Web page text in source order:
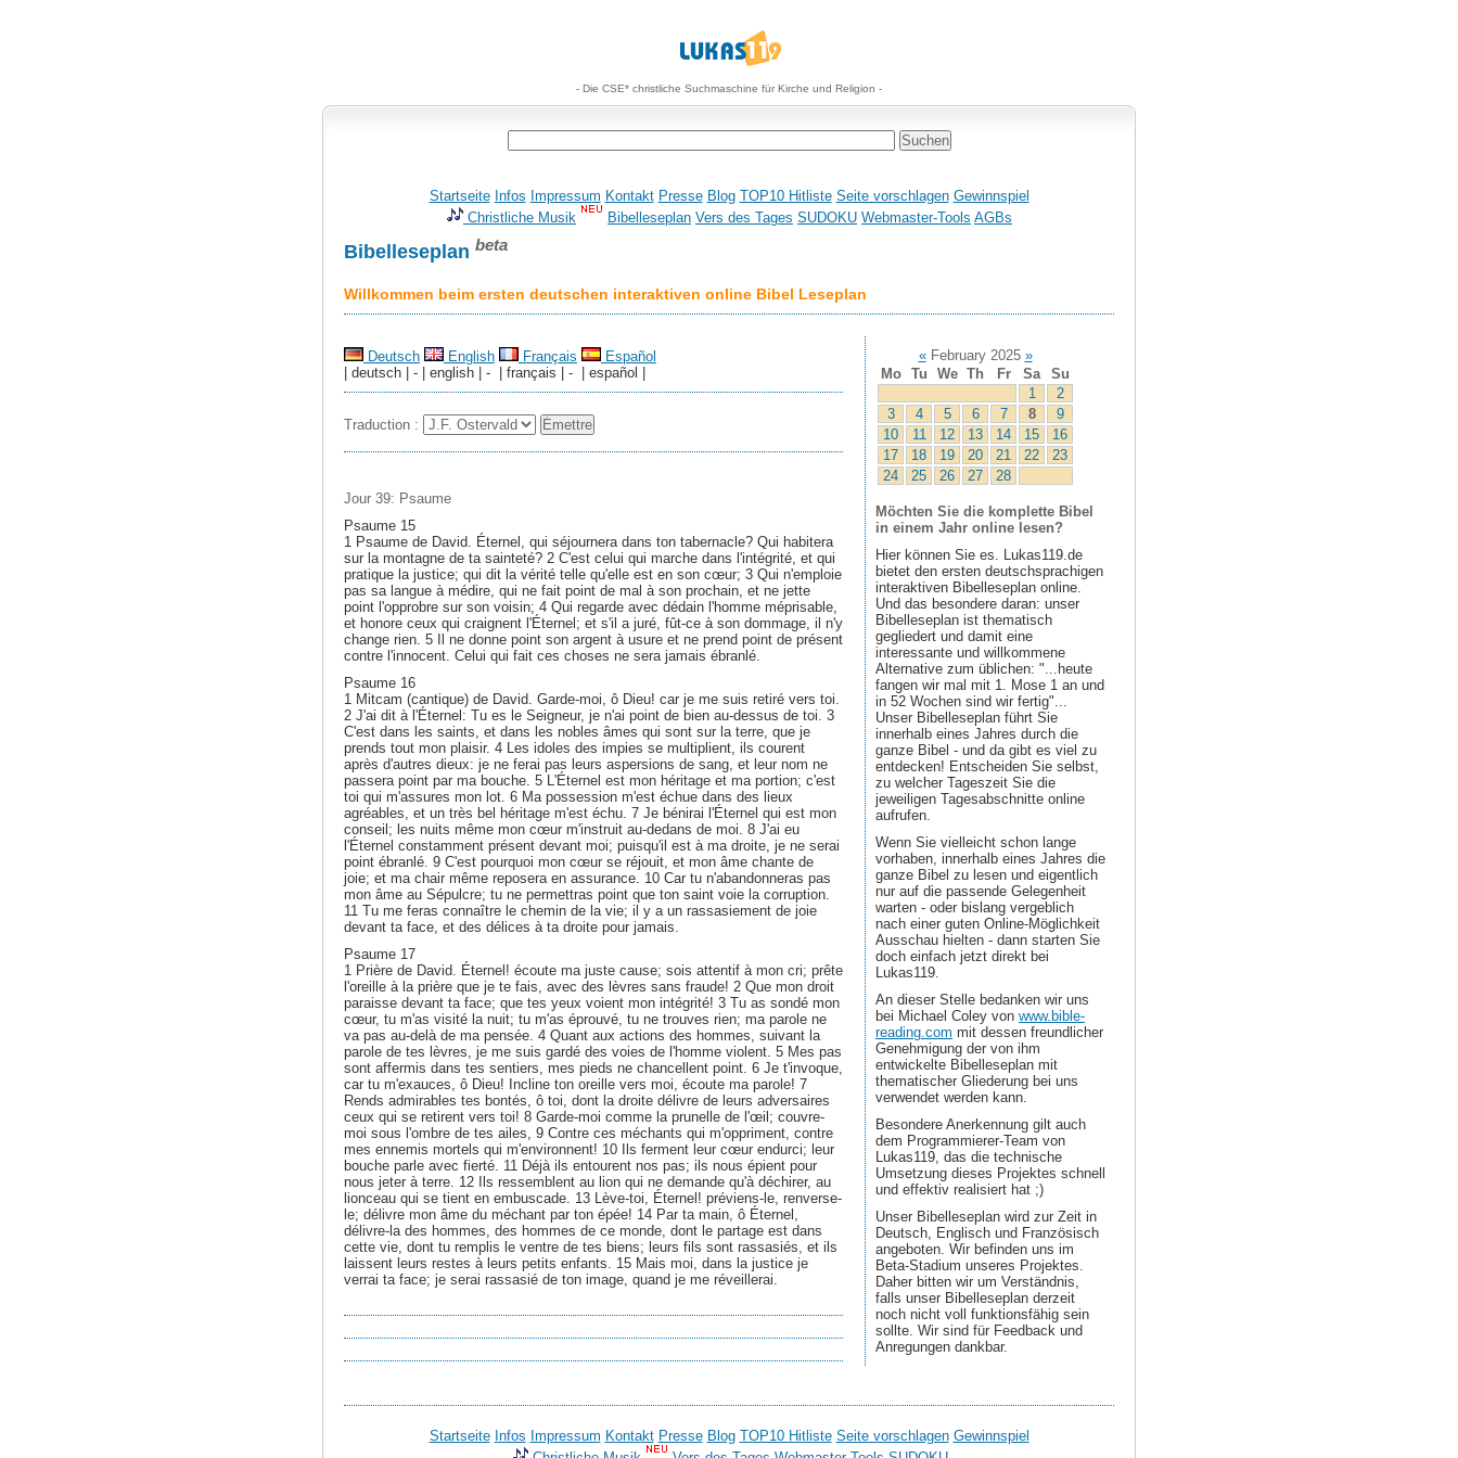
- Die CSE* christliche Suchmaschine für Kirche und Religion -
Startseite Infos Impressum Kontakt Presse Blog TOP10 Hitliste Seite vorschlagen Gewinnspiel
Christliche Musik
Bibelleseplan Vers des Tages SUDOKU Webmaster-Tools AGBs
Bibelleseplan beta
Willkommen beim ersten deutschen interaktiven online Bibel Leseplan
Deutsch English Français
Español
| deutsch | - | english | - | français | - | español |
Traduction :
Jour 39: Psaume
Psaume 15
1 Psaume de David. Éternel, qui séjournera dans ton tabernacle? Qui habitera
sur la montagne de ta sainteté? 2 C'est celui qui marche dans l'intégrité, et qui
pratique la justice; qui dit la vérité telle qu'elle est en son cœur; 3 Qui n'emploie
pas sa langue à médire, qui ne fait point de mal à son prochain, et ne jette
point l'opprobre sur son voisin; 4 Qui regarde avec dédain l'homme méprisable,
et honore ceux qui craignent l'Éternel; et s'il a juré, fût-ce à son dommage, il n'y
change rien. 5 Il ne donne point son argent à usure et ne prend point de présent
contre l'innocent. Celui qui fait ces choses ne sera jamais ébranlé.
Psaume 16
1 Mitcam (cantique) de David. Garde-moi, ô Dieu! car je me suis retiré vers toi.
2 J'ai dit à l'Éternel: Tu es le Seigneur, je n'ai point de bien au-dessus de toi. 3
C'est dans les saints, et dans les nobles âmes qui sont sur la terre, que je
prends tout mon plaisir. 4 Les idoles des impies se multiplient, ils courent
après d'autres dieux: je ne ferai pas leurs aspersions de sang, et leur nom ne
passera point par ma bouche. 5 L'Éternel est mon héritage et ma portion; c'est
toi qui m'assures mon lot. 6 Ma possession m'est échue dans des lieux
agréables, et un très bel héritage m'est échu. 7 Je bénirai l'Éternel qui est mon
conseil; les nuits même mon cœur m'instruit au-dedans de moi. 8 J'ai eu
l'Éternel constamment présent devant moi; puisqu'il est à ma droite, je ne serai
point ébranlé. 9 C'est pourquoi mon cœur se réjouit, et mon âme chante de
joie; et ma chair même reposera en assurance. 10 Car tu n'abandonneras pas
mon âme au Sépulcre; tu ne permettras point que ton saint voie la corruption.
11 Tu me feras connaître le chemin de la vie; il y a un rassasiement de joie
devant ta face, et des délices à ta droite pour jamais.
Psaume 17
1 Prière de David. Éternel! écoute ma juste cause; sois attentif à mon cri; prête
l'oreille à la prière que je te fais, avec des lèvres sans fraude! 2 Que mon droit
paraisse devant ta face; que tes yeux voient mon intégrité! 3 Tu as sondé mon
cœur, tu m'as visité la nuit; tu m'as éprouvé, tu ne trouves rien; ma parole ne
va pas au-delà de ma pensée. 4 Quant aux actions des hommes, suivant la
parole de tes lèvres, je me suis gardé des voies de l'homme violent. 5 Mes pas
sont affermis dans tes sentiers, mes pieds ne chancellent point. 6 Je t'invoque,
car tu m'exauces, ô Dieu! Incline ton oreille vers moi, écoute ma parole! 7
Rends admirables tes bontés, ô toi, dont la droite délivre de leurs adversaires
ceux qui se retirent vers toi! 8 Garde-moi comme la prunelle de l'œil; couvre-
moi sous l'ombre de tes ailes, 9 Contre ces méchants qui m'oppriment, contre
mes ennemis mortels qui m'environnent! 10 Ils ferment leur cœur endurci; leur
bouche parle avec fierté. 11 Déjà ils entourent nos pas; ils nous épient pour
nous jeter à terre. 12 Ils ressemblent au lion qui ne demande qu'à déchirer, au
lionceau qui se tient en embuscade. 13 Lève-toi, Éternel! préviens-le, renverse-
le; délivre mon âme du méchant par ton épée! 14 Par ta main, ô Éternel,
délivre-la des hommes, des hommes de ce monde, dont le partage est dans
cette vie, dont tu remplis le ventre de tes biens; leurs fils sont rassasiés, et ils
laissent leurs restes à leurs petits enfants. 15 Mais moi, dans la justice je
verrai ta face; je serai rassasié de ton image, quand je me réveillerai.
«February 2025 »
Mo
Tu We Th Fr Sa
Su
1
2
3
4 5 6 7 8
9
10
11 12 13 14 15
16
17
18 19 20 21 22
23
24
25 26 27 28
Möchten Sie die komplette Bibel
in einem Jahr online lesen?
Hier können Sie es. Lukas119.de
bietet den ersten deutschsprachigen
interaktiven Bibelleseplan online.
Und das besondere daran: unser
Bibelleseplan ist thematisch
gegliedert und damit eine
interessante und willkommene
Alternative zum üblichen: "...heute
fangen wir mal mit 1. Mose 1 an und
in 52 Wochen sind wir fertig"...
Unser Bibelleseplan führt Sie
innerhalb eines Jahres durch die
ganze Bibel - und da gibt es viel zu
entdecken! Entscheiden Sie selbst,
zu welcher Tageszeit Sie die
jeweiligen Tagesabschnitte online
aufrufen.
Wenn Sie vielleicht schon lange
vorhaben, innerhalb eines Jahres die
ganze Bibel zu lesen und eigentlich
nur auf die passende Gelegenheit
warten - oder bislang vergeblich
nach einer guten Online-Möglichkeit
Ausschau hielten - dann starten Sie
doch einfach jetzt direkt bei
Lukas119.
An dieser Stelle bedanken wir uns
bei Michael Coley von www.bible-
reading.com mit dessen freundlicher
Genehmigung der von ihm
entwickelte Bibelleseplan mit
thematischer Gliederung bei uns
verwendet werden kann.
Besondere Anerkennung gilt auch
dem Programmierer-Team von
Lukas119, das die technische
Umsetzung dieses Projektes schnell
und effektiv realisiert hat ;)
Unser Bibelleseplan wird zur Zeit in
Deutsch, Englisch und Französisch
angeboten. Wir befinden uns im
Beta-Stadium unseres Projektes.
Daher bitten wir um Verständnis,
falls unser Bibelleseplan derzeit
noch nicht voll funktionsfähig sein
sollte. Wir sind für Feedback und
Anregungen dankbar.
Startseite Infos Impressum Kontakt Presse Blog TOP10 Hitliste Seite vorschlagen Gewinnspiel